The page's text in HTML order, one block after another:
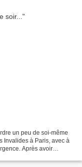
un peu de soi-même
Invalides à Paris, avec à
Après avoir